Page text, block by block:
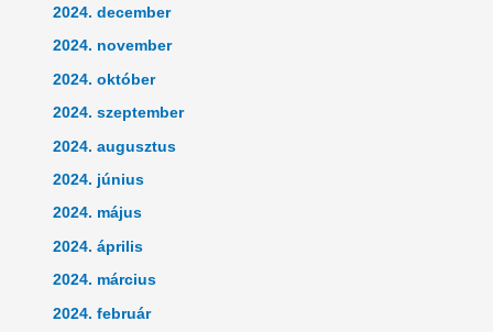
2024. december
2024. november
2024. október
2024. szeptember
2024. augusztus
2024. június
2024. május
2024. április
2024. március
2024. február